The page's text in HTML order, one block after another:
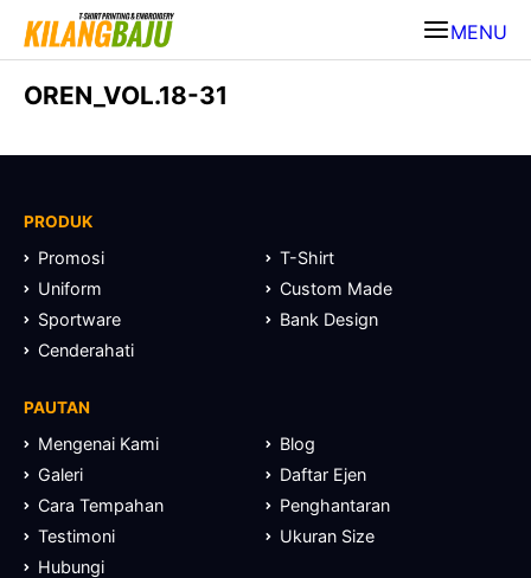
MENU
OREN_VOL.18-31
PRODUK
Promosi
T-Shirt
Uniform
Custom Made
Sportware
Bank Design
Cenderahati
PAUTAN
Mengenai Kami
Blog
Galeri
Daftar Ejen
Cara Tempahan
Penghantaran
Testimoni
Ukuran Size
Hubungi